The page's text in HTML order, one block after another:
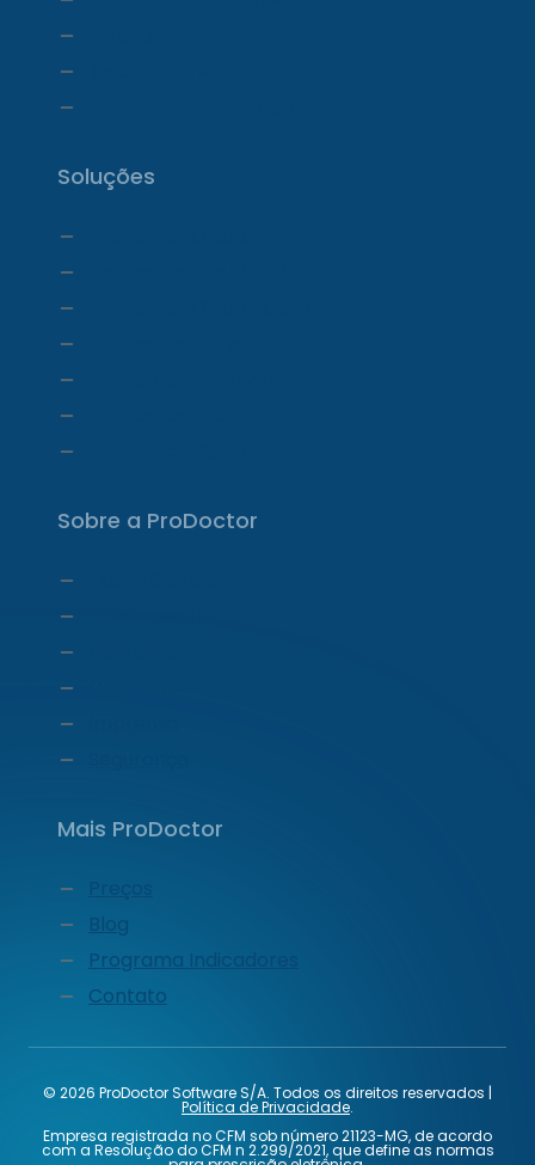
Soluções
Sobre a ProDoctor
Mais ProDoctor
Blog
Programa Indicadores
Contato
© 2026 ProDoctor Software S/A. Todos os direitos reservados |
Política de Privacidade.
Empresa registrada no CFM sob número 21123-MG, de acordo
com a Resolução do CFM n 2.299/2021, que define as normas